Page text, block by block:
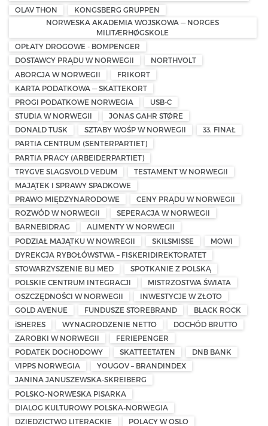
OLAV THON
KONGSBERG GRUPPEN
NORWESKA AKADEMIA WOJSKOWA — NORGES
MILITÆRHØGSKOLE
OPŁATY DROGOWE - BOMPENGER
DOSTAWCY PRĄDU W NORWEGII
NORTHVOLT
ABORCJA W NORWEGII
FRIKORT
KARTA PODATKOWA — SKATTEKORT
PROGI PODATKOWE NORWEGIA
USB-C
STUDIA W NORWEGII
JONAS GAHR STØRE
DONALD TUSK
SZTABY WOŚP W NORWEGII
33. FINAŁ
PARTIA CENTRUM (SENTERPARTIET)
PARTIA PRACY (ARBEIDERPARTIET)
TRYGVE SLAGSVOLD VEDUM
TESTAMENT W NORWEGII
MAJĄTEK I SPRAWY SPADKOWE
PRAWO MIĘDZYNARODOWE
CENY PRĄDU W NORWEGII
ROZWÓD W NORWEGII
SEPERACJA W NORWEGII
BARNEBIDRAG
ALIMENTY W NORWEGII
PODZIAŁ MAJĄTKU W NOWREGII
SKILSMISSE
MOWI
DYREKCJA RYBOŁÓWSTWA – FISKERIDIREKTORATET
STOWARZYSZENIE BLI MED
SPOTKANIE Z POLSKĄ
POLSKIE CENTRUM INTEGRACJI
MISTRZOSTWA ŚWIATA
OSZCZĘDNOŚCI W NORWEGII
INWESTYCJE W ZŁOTO
GOLD AVENUE
FUNDUSZE STOREBRAND
BLACK ROCK
iSHERES
WYNAGRODZENIE NETTO
DOCHÓD BRUTTO
ZAROBKI W NORWEGII
FERIEPENGER
PODATEK DOCHODOWY
SKATTEETATEN
DNB BANK
VIPPS NORWEGIA
YOUGOV – BRANDINDEX
JANINA JANUSZEWSKA-SKREIBERG
POLSKO-NORWESKA PISARKA
DIALOG KULTUROWY POLSKA-NORWEGIA
DZIEDZICTWO LITERACKIE
POLACY W OSLO